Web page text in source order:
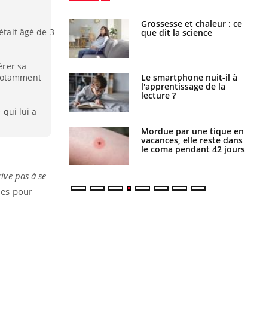
âgé de 3
sa
qui lui a
pas à se
pour
risque de
pourrait-il
Grossesse et chaleur : ce
que dit la science
Le smartphone nuit-il à
l'apprentissage de la
lecture ?
Mordue par une tique en
vacances, elle reste dans
le coma pendant 42 jours